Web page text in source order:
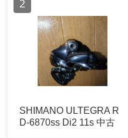
SHIMANO ULTEGRA R
D-6870ss Di2 11s 中古